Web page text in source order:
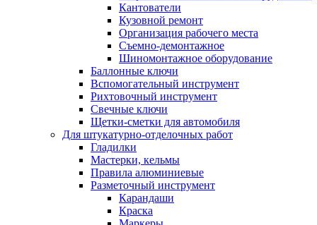
Кантователи
Кузовной ремонт
Организация рабочего места
Съемно-демонтажное
Шиномонтажное оборудование
Баллонные ключи
Вспомогательный инструмент
Рихтовочный инструмент
Свечные ключи
Щетки-сметки для автомобиля
Для штукатурно-отделочных работ
Гладилки
Мастерки, кельмы
Правила алюминиевые
Разметочный инструмент
Карандаши
Краска